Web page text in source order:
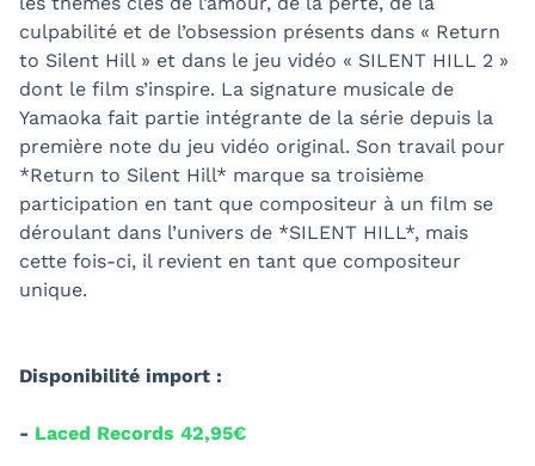
culpabilité et de l’obsession présents dans « Return
to Silent Hill » et dans le jeu vidéo « SILENT HILL 2 »
dont le film s’inspire. La signature musicale de
Yamaoka fait partie intégrante de la série depuis la
première note du jeu vidéo original. Son travail pour
*Return to Silent Hill* marque sa troisième
participation en tant que compositeur à un film se
déroulant dans l’univers de *SILENT HILL*, mais
cette fois-ci, il revient en tant que compositeur
unique.
Disponibilité import :
- Laced Records 42,95€